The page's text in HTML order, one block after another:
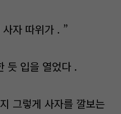
자 따위가 . ”
듯 입을 열었다 .
그렇게 사자를 깔보는